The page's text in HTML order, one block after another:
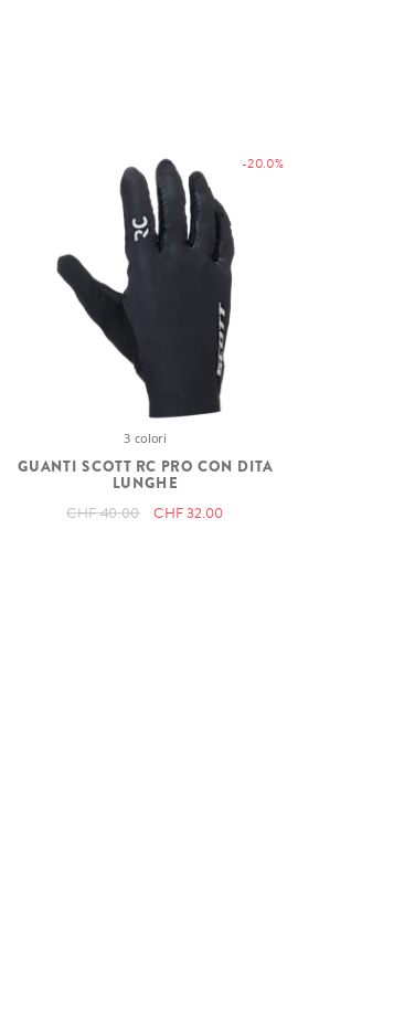
-20.0%
3 colori
GUANTI SCOTT RC PRO CON DITA
LUNGHE
CHF 40.00 CHF 32.00